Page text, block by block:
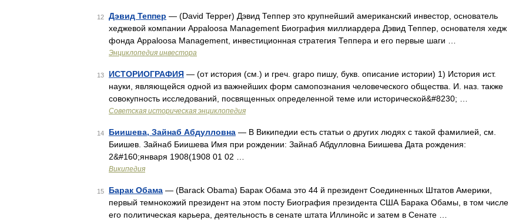
12 Дэвид Теппер — (David Tepper) Дэвид Теппер это крупнейший американский инвестор, основатель
хеджевой компании Appaloosa Management Биография миллиардера Дэвид Теппер, основателя хедж
фонда Appaloosa Management, инвестиционная стратегия Теппера и его первые шаги …
Энциклопедия инвестора
13 ИСТОРИОГРАФИЯ — (от история (см.) и греч. grapo пишу, букв. описание истории) 1) История ист.
науки, являющейся одной из важнейших форм самопознания человеческого общества. И. наз. также
совокупность исследований, посвященных определенной теме или исторической&#8230; …
Советская историческая энциклопедия
14 Биишева, Зайнаб Абдулловна — В Википедии есть статьи о других людях с такой фамилией, см.
Биишев. Зайнаб Биишева Имя при рождении: Зайнаб Абдулловна Биишева Дата рождения:
2&#160;января 1908(1908 01 02 …
Википедия
15 Барак Обама — (Barack Obama) Барак Обама это 44 й президент Соединенных Штатов Америки,
первый темнокожий президент на этом посту Биография президента США Барака Обамы, в том числе
его политическая карьера, деятельность в сенате штата Иллинойс и затем в Сенате …